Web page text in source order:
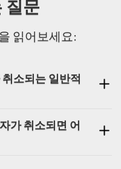
질문
읽어보세요:
소되는 일반적
, 허위 정보 또는 서
을 미치는 의료 상황
가 취소되면 어